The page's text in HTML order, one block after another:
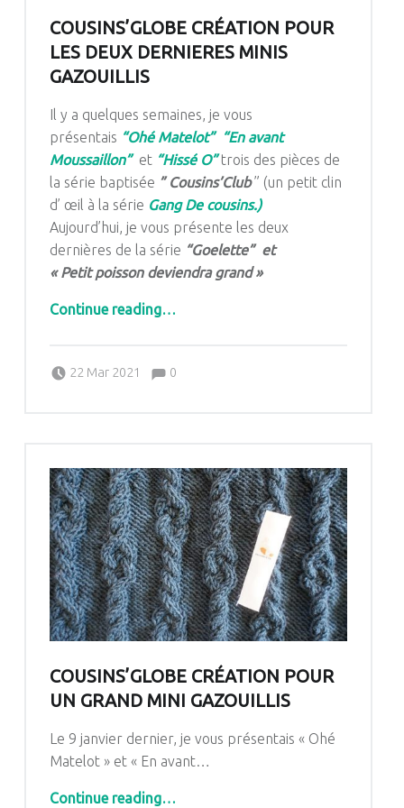
COUSINS’GLOBE CRÉATION POUR
LES DEUX DERNIERES MINIS
GAZOUILLIS
Il y a quelques semaines, je vous
présentais “Ohé Matelot”
“En avant
Moussaillon”et “Hissé O”trois des pièces de
la série baptisée ” Cousins’Club ” (un petit clin
d’ œil à la série Gang De cousins.)
Aujourd’hui, je vous présente les deux
dernières de la série “Goelette” et
« Petit poisson deviendra grand »
Continue reading“COUSINS’GLOBE CRÉATION POUR LES DEUX DERNIERES MINIS GAZOUILLIS”
…
22 Mar 2021
Pascale G&-BdC-WKF
Comments:0
COUSINS’GLOBE CRÉATION POUR
UN GRAND MINI GAZOUILLIS
Le 9 janvier dernier, je vous présentais « Ohé
Matelot » et « En avant…
Continue reading“COUSINS’GLOBE CRÉATION POUR UN GRAND MINI GAZOUILLIS”
…